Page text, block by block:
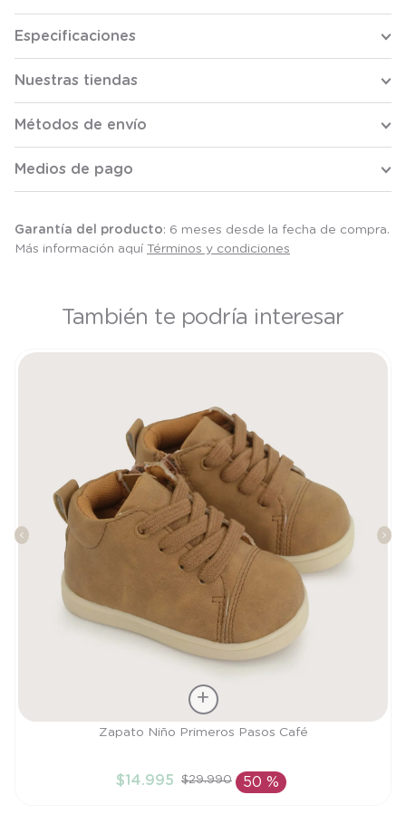
Especificaciones
Nuestras tiendas
Métodos de envío
Medios de pago
Garantía del producto: 6 meses desde la fecha de compra.
Más información aquí Términos y condiciones
También te podría interesar
AÑADIR AL CARRITO
Zapato Niño Primeros Pasos Café
$14.995 $29.990 50 %